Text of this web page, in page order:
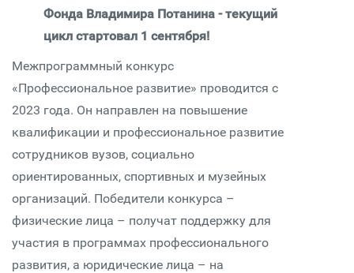
Фонда Владимира Потанина - текущий
цикл стартовал 1 сентября!
Межпрограммный конкурс
«Профессиональное развитие» проводится с
2023 года. Он направлен на повышение
квалификации и профессиональное развитие
сотрудников вузов, социально
ориентированных, спортивных и музейных
организаций. Победители конкурса –
физические лица – получат поддержку для
участия в программах профессионального
развития, а юридические лица – на